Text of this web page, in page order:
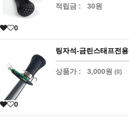
적립금 : 30원
0
링자석-금린스태프전용
상품가 : 3,000원 (0)
0